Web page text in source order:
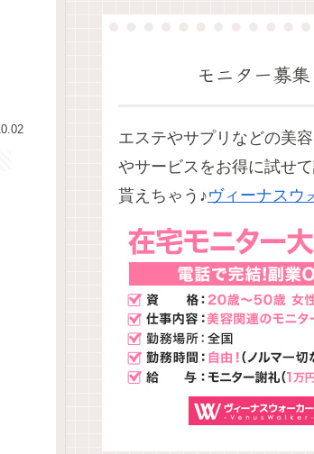
モニター募集
エステやサプリなどの美
やサービスをお得に試せ
貰えちゃう♪ヴィーナスウ